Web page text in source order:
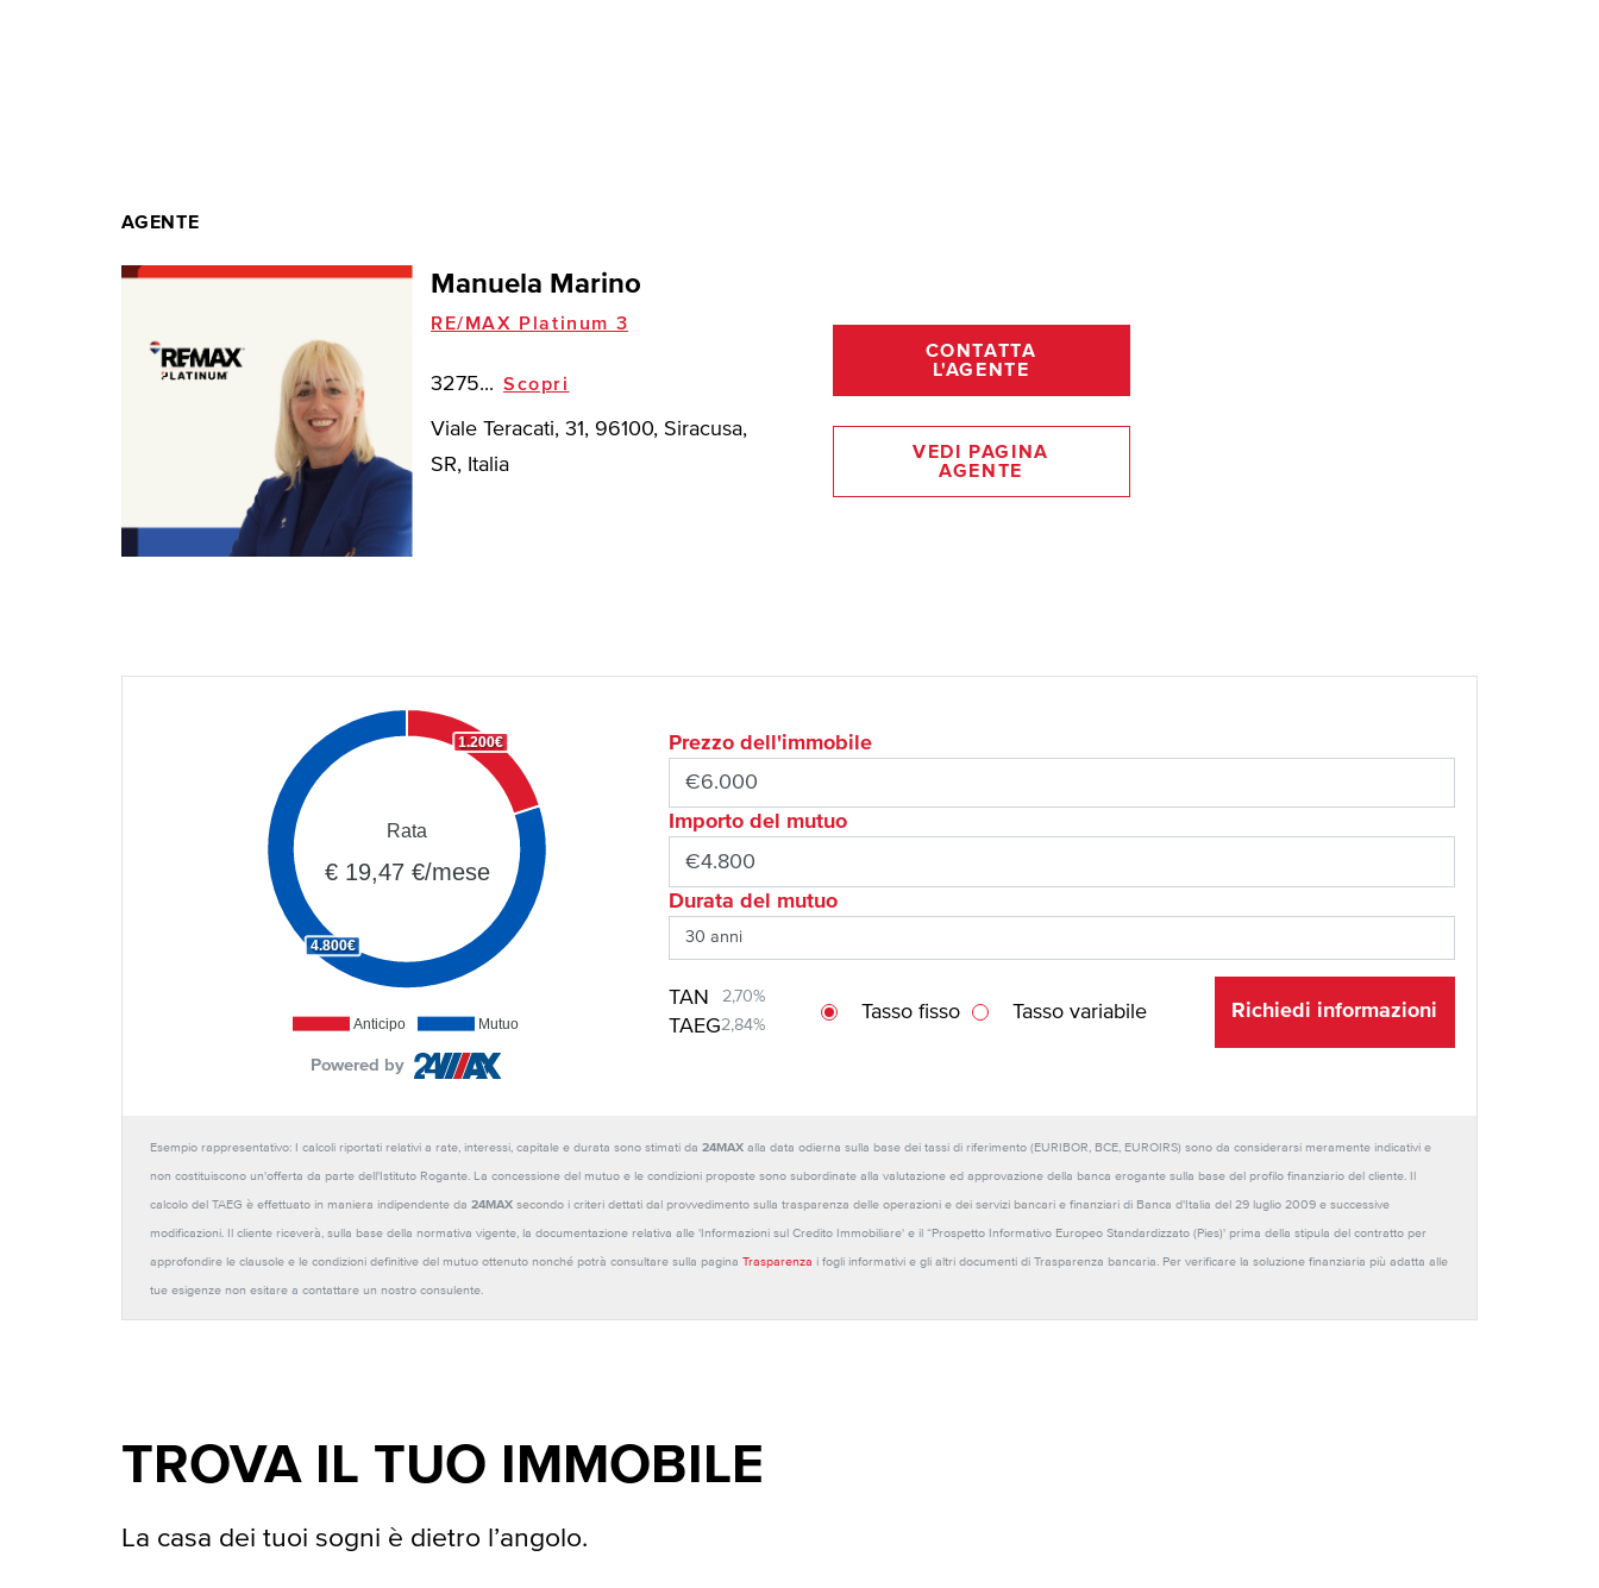
AGENTE
Manuela Marino
RE/MAX Platinum 3
3275... Scopri
Viale Teracati, 31, 96100, Siracusa,
SR, Italia
CONTATTA
L'AGENTE
VEDI PAGINA
AGENTE
Anticipo Mutuo
1.200€
4.800€
Rata
€ 19,47 €/mese
Powered by
Prezzo dell'immobile
Importo del mutuo
Durata del mutuo
TAN 2,70%
TAEG2,84%
Tasso fisso Tasso variabile Richiedi informazioni
Esempio rappresentativo: I calcoli riportati relativi a rate, interessi, capitale e durata sono stimati da 24MAXalla data odierna sulla base dei tassi di riferimento (EURIBOR, BCE, EUROIRS) sono da considerarsi meramente indicativi e
non costituiscono un'offerta da parte dell'Istituto Rogante. La concessione del mutuo e le condizioni proposte sono subordinate alla valutazione ed approvazione della banca erogante sulla base del profilo finanziario del cliente. Il
calcolo del TAEG è effettuato in maniera indipendente da 24MAXsecondo i criteri dettati dal provvedimento sulla trasparenza delle operazioni e dei servizi bancari e finanziari di Banca d'Italia del 29 luglio 2009 e successive
modificazioni. Il cliente riceverà, sulla base della normativa vigente, la documentazione relativa alle 'Informazioni sul Credito Immobiliare' e il “Prospetto Informativo Europeo Standardizzato (Pies)' prima della stipula del contratto per
approfondire le clausole e le condizioni definitive del mutuo ottenuto nonché potrà consultare sulla pagina Trasparenza i fogli informativi e gli altri documenti di Trasparenza bancaria. Per verificare la soluzione finanziaria più adatta alle
tue esigenze non esitare a contattare un nostro consulente.
TROVA IL TUO IMMOBILE
La casa dei tuoi sogni è dietro l’angolo.